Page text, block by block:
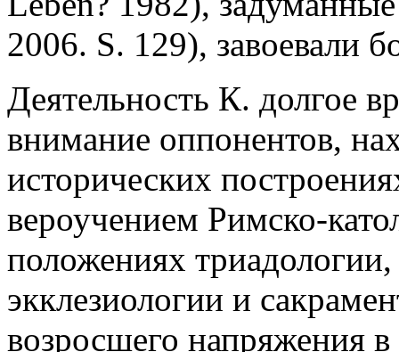
2006. S. 129), завоевали
Деятельность К. долгое
внимание оппонентов,
исторических
вероучением Римско-
положениях
экклезиологии и
возросшего напряжения